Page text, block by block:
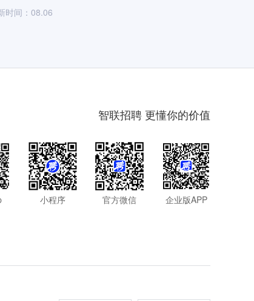
时间：08.06
智联招聘 更懂你的价值
小程序 官方微信 企业版APP